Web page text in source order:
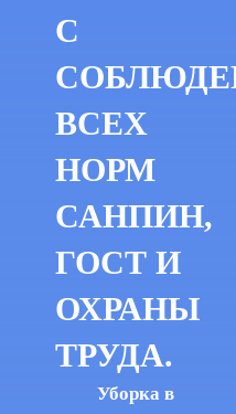
С
ВСЕХ
НОРМ
САНПИН,
ГОСТ И
ОХРАНЫ
ТРУДА.
Уборка в